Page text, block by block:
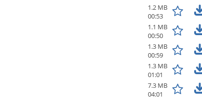
1.2 MB
00:53
1.1 MB
00:50
1.3 MB
00:59
1.3 MB
01:01
7.3 MB
04:01